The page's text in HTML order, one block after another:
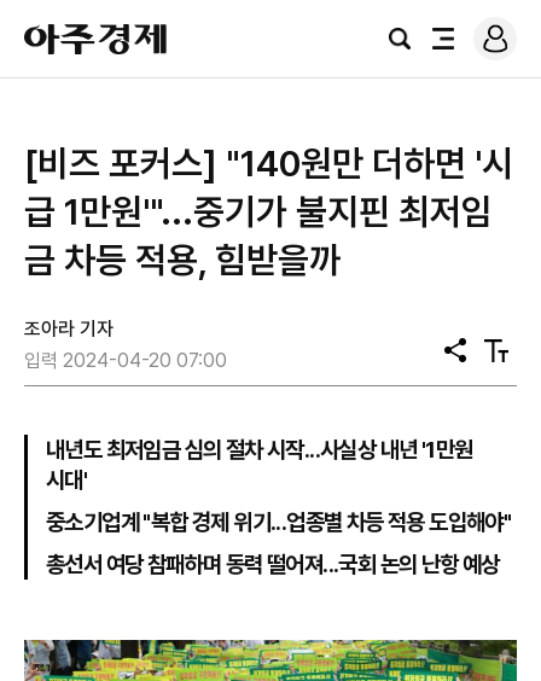
아
주
경
검
전
로
그
[비즈 포커스] "140원만 더하면 '시
급 1만원'"...중기가 불지핀 최저임
금 차등 적용, 힘받을까
조아라 기자
입력 2024-04-20 07:00
공
유
텍
스
내년도 최저임금 심의 절차 시작...사실상 내년 '1만원
시대'
중소기업계 "복합 경제 위기...업종별 차등 적용 도입해야"
총선서 여당 참패하며 동력 떨어져...국회 논의 난항 예상